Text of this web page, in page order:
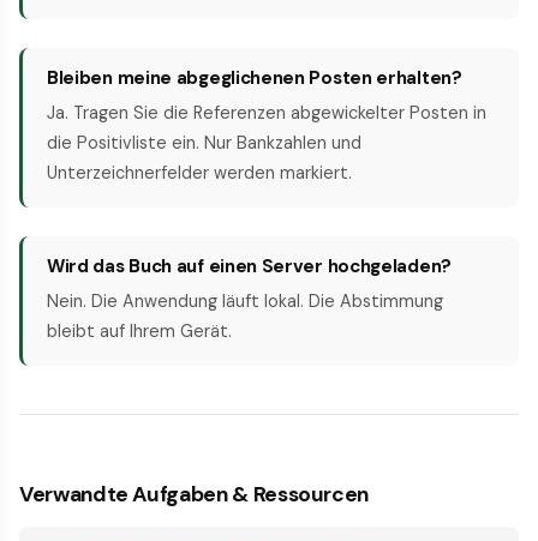
Bleiben meine abgeglichenen Posten erhalten?
Ja. Tragen Sie die Referenzen abgewickelter Posten in
die Positivliste ein. Nur Bankzahlen und
Unterzeichnerfelder werden markiert.
Wird das Buch auf einen Server hochgeladen?
Nein. Die Anwendung läuft lokal. Die Abstimmung
bleibt auf Ihrem Gerät.
Verwandte Aufgaben & Ressourcen